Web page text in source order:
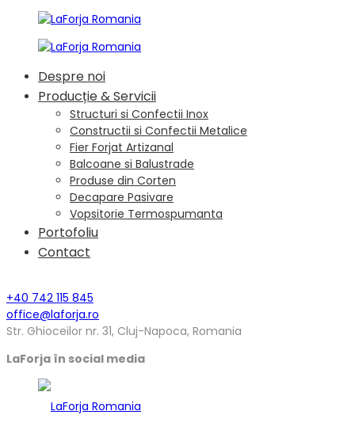
Despre noi
Producție & Servicii
Structuri si Confectii Inox
Constructii si Confectii Metalice
Fier Forjat Artizanal
Balcoane si Balustrade
Produse din Corten
Decapare Pasivare
Vopsitorie Termospumanta
Portofoliu
Contact
+40 742 115 845
office@laforja.ro
Str. Ghioceilor nr. 31, Cluj-Napoca, Romania
LaForja în social media